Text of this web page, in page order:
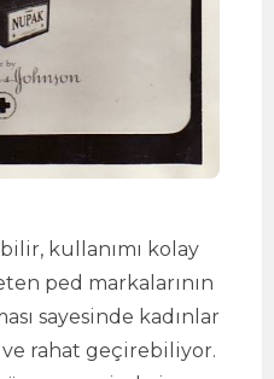
kullanımı kolay
ped markalarının
sayesinde kadınlar
rahat geçirebiliyor.